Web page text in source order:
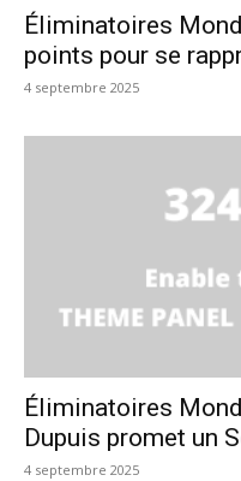
Éliminatoires
points pour se
4 septembre 2025
Éliminatoires
Dupuis promet un
4 septembre 2025